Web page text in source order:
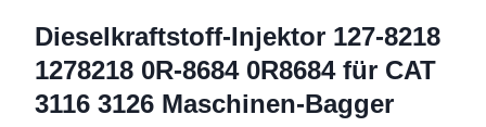
Dieselkraftstoff-Injektor 127-8218
1278218 0R-8684 0R8684 für CAT
3116 3126 Maschinen-Bagger